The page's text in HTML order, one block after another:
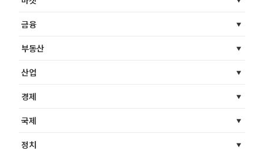
금융
부동산
산업
경제
국제
정치